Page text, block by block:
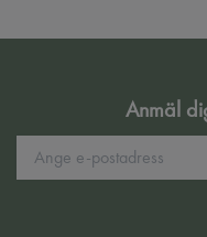
Anmäl